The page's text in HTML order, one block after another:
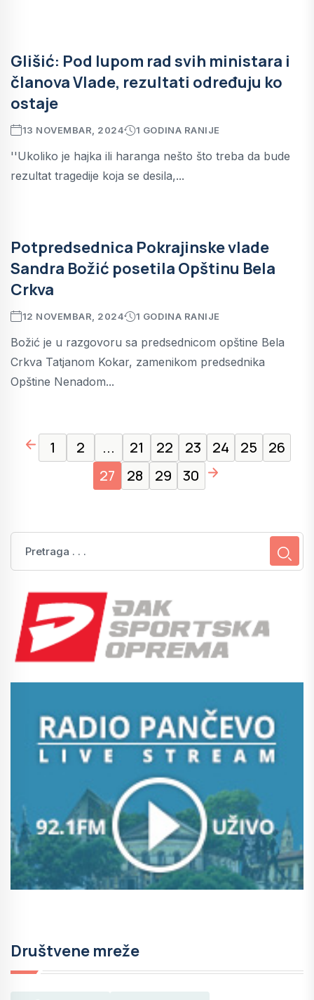
Glišić: Pod lupom rad svih ministara i
članova Vlade, rezultati određuju ko
ostaje
13 NOVEMBAR, 2024 1 GODINA RANIJE
''Ukoliko je hajka ili haranga nešto što treba da bude
rezultat tragedije koja se desila,...
Potpredsednica Pokrajinske vlade
Sandra Božić posetila Opštinu Bela
Crkva
12 NOVEMBAR, 2024 1 GODINA RANIJE
Božić je u razgovoru sa predsednicom opštine Bela
Crkva Tatjanom Kokar, zamenikom predsednika
Opštine Nenadom...
page left arrow
1 2 ... 21 22 23 24 25
26
27
28 29 30
Društvene mreže